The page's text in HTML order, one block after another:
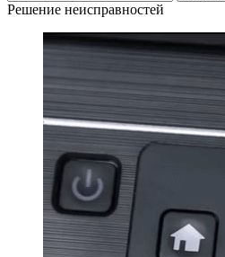
Решение неисправностей